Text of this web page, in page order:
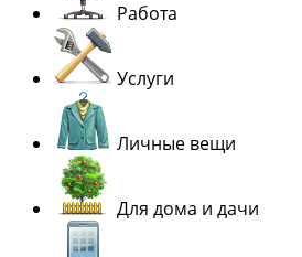
Работа
Услуги
Личные вещи
Для дома и дачи